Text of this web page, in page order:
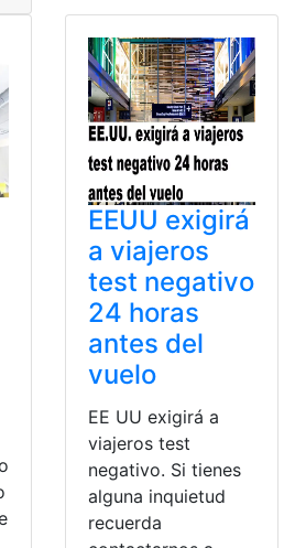
EEUU exigirá
a viajeros
test negativo
24 horas
antes del
vuelo
EE UU exigirá a
viajeros test
negativo. Si tienes
alguna inquietud
recuerda